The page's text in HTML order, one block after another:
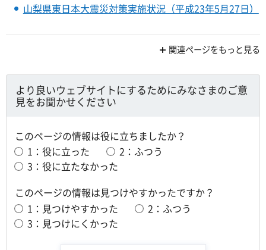
山梨県東日本大震災対策実施状況（平成23年5月27日）
関連ページをもっと見る
より良いウェブサイトにするためにみなさまのご意
見をお聞かせください
このページの情報は役に立ちましたか？
1：役に立った
2：ふつう
3：役に立たなかった
このページの情報は見つけやすかったですか？
1：見つけやすかった
2：ふつう
3：見つけにくかった